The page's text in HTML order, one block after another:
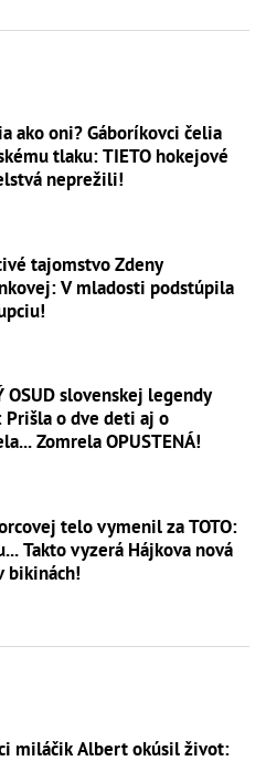
ako oni? Gáboríkovci čelia
tlaku: TIETO hokejové
neprežili!
tajomstvo Zdeny
V mladosti podstúpila
OSUD slovenskej legendy
Prišla o dve deti aj o
Zomrela OPUSTENÁ!
telo vymenil za TOTO:
Takto vyzerá Hájkova nová
bikinách!
miláčik Albert okúsil život: